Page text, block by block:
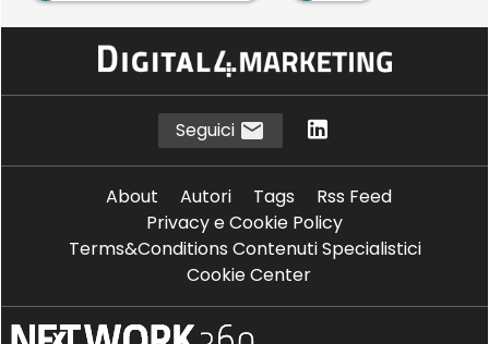
Seguici
About Autori Tags
Rss Feed
Privacy e Cookie Policy
Terms&Conditions Contenuti Specialistici
Cookie Center